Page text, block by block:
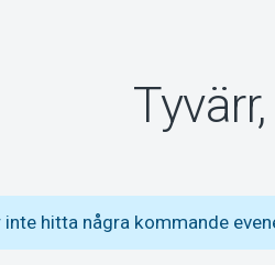
inte hitta några kommande